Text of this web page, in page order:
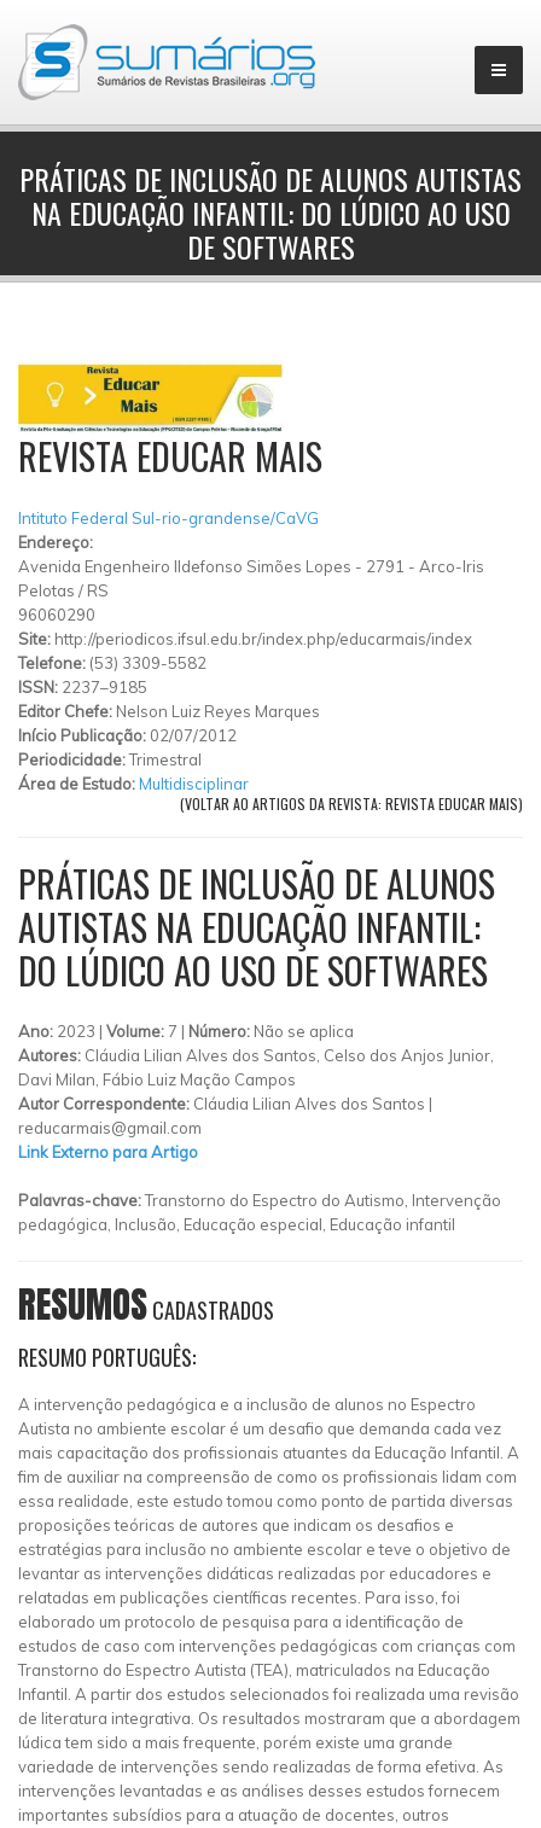
▼
PRÁTICAS DE INCLUSÃO DE ALUNOS AUTISTAS
NA EDUCAÇÃO INFANTIL: DO LÚDICO AO USO
DE SOFTWARES
REVISTA EDUCAR MAIS
Intituto Federal Sul-rio-grandense/CaVG
Endereço:
Avenida Engenheiro Ildefonso Simões Lopes - 2791 - Arco-Iris
Pelotas / RS
96060290
Site: http://periodicos.ifsul.edu.br/index.php/educarmais/index
Telefone: (53) 3309-5582
ISSN: 2237–9185
Editor Chefe: Nelson Luiz Reyes Marques
Início Publicação: 02/07/2012
Periodicidade:Trimestral
Área de Estudo:Multidisciplinar
(VOLTAR AO ARTIGOS DA REVISTA: REVISTA EDUCAR MAIS)
PRÁTICAS DE INCLUSÃO DE ALUNOS
AUTISTAS NA EDUCAÇÃO INFANTIL:
DO LÚDICO AO USO DE SOFTWARES
Ano: 2023 | Volume: 7 | Número: Não se aplica
Autores: Cláudia Lilian Alves dos Santos, Celso dos Anjos Junior,
Davi Milan, Fábio Luiz Mação Campos
Autor Correspondente: Cláudia Lilian Alves dos Santos |
reducarmais@gmail.com
Link Externo para Artigo
Palavras-chave:Transtorno do Espectro do Autismo, Intervenção
pedagógica, Inclusão, Educação especial, Educação infantil
RESUMOSCADASTRADOS
RESUMO PORTUGUÊS:
A intervenção pedagógica e a inclusão de alunos no Espectro
Autista no ambiente escolar é um desafio que demanda cada vez
mais capacitação dos profissionais atuantes da Educação Infantil. A
fim de auxiliar na compreensão de como os profissionais lidam com
essa realidade, este estudo tomou como ponto de partida diversas
proposições teóricas de autores que indicam os desafios e
estratégias para inclusão no ambiente escolar e teve o objetivo de
levantar as intervenções didáticas realizadas por educadores e
relatadas em publicações científicas recentes. Para isso, foi
elaborado um protocolo de pesquisa para a identificação de
estudos de caso com intervenções pedagógicas com crianças com
Transtorno do Espectro Autista (TEA), matriculados na Educação
Infantil. A partir dos estudos selecionados foi realizada uma revisão
de literatura integrativa. Os resultados mostraram que a abordagem
lúdica tem sido a mais frequente, porém existe uma grande
variedade de intervenções sendo realizadas de forma efetiva. As
intervenções levantadas e as análises desses estudos fornecem
importantes subsídios para a atuação de docentes, outros